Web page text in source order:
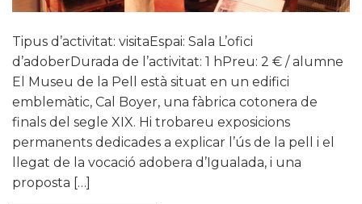
Tipus d’activitat: visitaEspai: Sala L’ofici
d’adoberDurada de l’activitat: 1 hPreu: 2 € / alumne
El Museu de la Pell està situat en un edifici
emblemàtic, Cal Boyer, una fàbrica cotonera de
finals del segle XIX. Hi trobareu exposicions
permanents dedicades a explicar l’ús de la pell i el
llegat de la vocació adobera d’Igualada, i una
proposta […]